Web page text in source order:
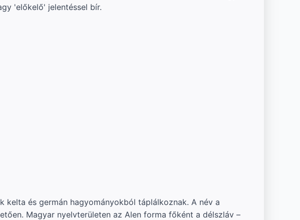
'előkelő' jelentéssel bír.
kelta és germán hagyományokból táplálkoznak. A név a
Magyar nyelvterületen az Alen forma főként a délszláv –